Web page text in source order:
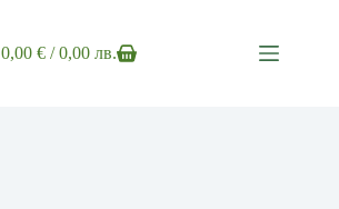
Shopping
0,00€ / 0,00 лв.